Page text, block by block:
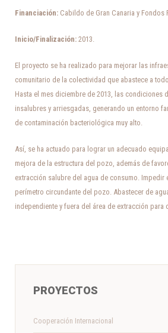
Financiación: Cabildo de Gran Canaria y Fondos
Inicio/Finalización: 2013.
El proyecto se ha realizado para mejorar las
comunitario de la colectividad que abastece a
Hasta el mes diciembre de 2013, las condiciones
insalubres y arriesgadas, generando un entorno
de contaminación bacteriológica muy alto.
Así, se ha actuado para lograr un adecuado
mejora de la estructura del pozo, además de
extracción salubre del agua de consumo. Impedir
perímetro circundante del pozo. Abastecer de
independiente y fuera del área de extracción para
PROYECTOS
Cooperación Internacional